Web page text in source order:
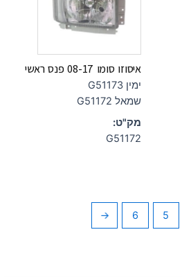
איסוזו סומו 08-17 פנס ראשי
ימין G51173
שמאל G51172
מק"ט:
G51172
5
6
←